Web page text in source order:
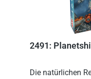
2491:
Die natürlichen